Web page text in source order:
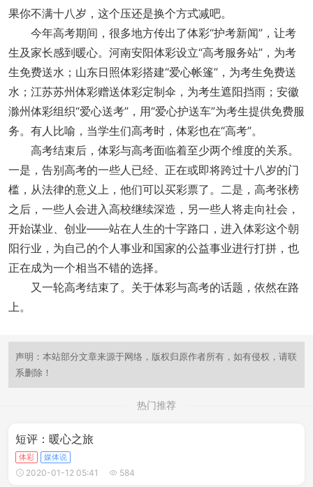
果你不满十八岁，这个压还是换个方式减吧。
今年高考期间，很多地方传出了体彩“护考新闻”，让考
生及家长感到暖心。河南安阳体彩设立“高考服务站”，为考
生免费送水；山东日照体彩搭建“爱心帐篷”，为考生免费送
水；江苏苏州体彩赠送体彩定制伞，为考生遮阳挡雨；安徽
滁州体彩组织“爱心送考”，用“爱心护送车”为考生提供免费服
务。有人比喻，当学生们高考时，体彩也在“高考”。
高考结束后，体彩与高考面临着至少两个维度的关系。
一是，告别高考的一些人已经、正在或即将跨过十八岁的门
槛，从法律的意义上，他们可以买彩票了。二是，高考张榜
之后，一些人会进入高校继续深造，另一些人将走向社会，
开始谋业、创业——站在人生的十字路口，进入体彩这个朝
阳行业，为自己的个人事业和国家的公益事业进行打拼，也
正在成为一个相当不错的选择。
又一轮高考结束了。关于体彩与高考的话题，依然在路
上。
声明：本站部分文章来源于网络，版权归原作者所有，如有侵权，请联
系删除！
热门推荐
短评：暖心之旅
体彩 媒体说
2020-01-12 05:41 584